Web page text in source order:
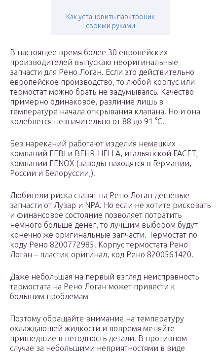
Как установить парктроник
своими руками
В настоящее время более 30 европейских
производителей выпускаю неоригинальные
запчасти для Рено Логан. Если это действительно
европейское производство, то любой корпус или
термостат можно брать не задумываясь. Качество
примерно одинаковое, различие лишь в
температуре начала открывания клапана. Но и она
колеблется незначительно от 88 до 91 °С.
Без нареканий работают изделия немецких
компаний FEBI и BEHR-HELLA, итальянской FACET,
компании FENOX (заводы находятся в Германии,
России и Белоруссии,).
Любители риска ставят на Рено Логан дешёвые
запчасти от Лузар и NPA. Но если не хотите рисковать
и финансовое состояние позволяет потратить
немного больше денег, то лучшим выбором будут
конечно же оригинальные запчасти. Термостат по
коду Рено 8200772985. Корпус термостата Рено
Логан – пластик оригинал, код Рено 8200561420.
Даже небольшая на первый взгляд неисправность
термостата на Рено Логан может привести к
большим проблемам
Поэтому обращайте внимание на температуру
охлаждающей жидкости и вовремя меняйте
пришедшие в негодность детали. В противном
случае за небольшими неприятностями в виде